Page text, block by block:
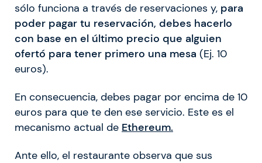
sólo funciona a través de reservaciones y, para
poder pagar tu reservación, debes hacerlo
con base en el último precio que alguien
ofertó para tener primero una mesa (Ej. 10
euros).
En consecuencia, debes pagar por encima de 10
euros para que te den ese servicio. Este es el
mecanismo actual de Ethereum.
Ante ello, el restaurante observa que sus